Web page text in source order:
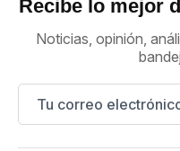
Recibe lo mejor
Noticias, opinión,